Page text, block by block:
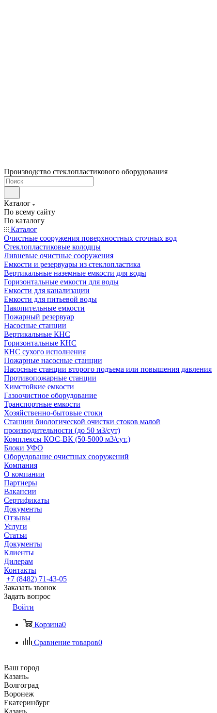
Производство стеклопластикового оборудования
Каталог
По всему сайту
По каталогу
Каталог
Очистные сооружения поверхностных сточных вод
Стеклопластиковые колодцы
Ливневые очистные сооружения
Емкости и резервуары из стеклопластика
Вертикальные наземные емкости для воды
Горизонтальные емкости для воды
Емкости для канализации
Емкости для питьевой воды
Накопительные емкости
Пожарный резервуар
Насосные станции
Вертикальные КНС
Горизонтальные КНС
КНС сухого исполнения
Пожарные насосные станции
Насосные cтанции второго подъема или повышения давления
Противопожарные станции
Химстойкие емкости
Газоочистное оборудование
Транспортные емкости
Хозяйственно-бытовые стоки
Станции биологической очистки стоков малой
производительности (до 50 м3/сут)
Комплексы КОС-ВК (50-5000 м3/сут.)
Блоки УФО
Оборудование очистных сооружений
Компания
О компании
Партнеры
Вакансии
Сертификаты
Документы
Отзывы
Услуги
Статьи
Документы
Клиенты
Дилерам
Контакты
+7 (8482) 71-43-05
Заказать звонок
Задать вопрос
Войти
Корзина0
Сравнение товаров0
Ваш город
Казань
Волгоград
Воронеж
Екатеринбург
Казань